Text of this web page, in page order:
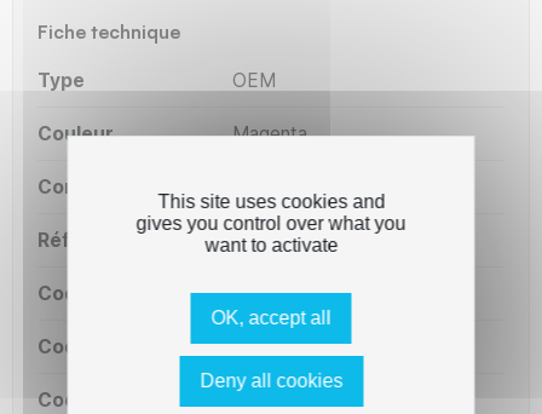
Fiche technique
Type OEM
Couleur Magenta
Constructeur
Référence OEM T6L91AE
Code court U903M
Code série H903
Code OEM
This site uses cookies and
gives you control over what you
want to activate
OK, accept all
Deny all cookies